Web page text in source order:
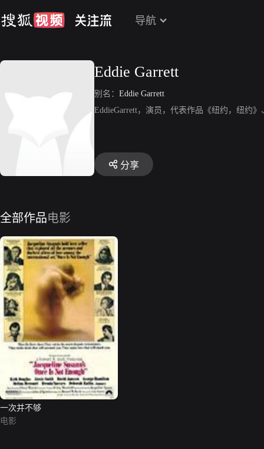
导航
Eddie Garrett
别名： Eddie Garrett
EddieGarrett，演员，代表作品《纽约，纽约
分享
全部作品电影
一次并不够
电影